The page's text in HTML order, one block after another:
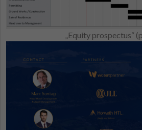
„Equity prospectus“